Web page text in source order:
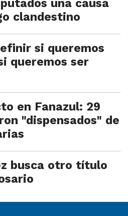
una causa
clandestino
si queremos
queremos ser
en Fanazul: 29
"dispensados" de
busca otro título